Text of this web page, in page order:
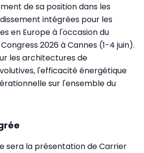
de sa position dans les
intégrées pour les
en Europe à l'occasion du
2026 à Cannes (1-4 juin).
les architectures de
l'efficacité énergétique
sur l'ensemble du
sera la présentation de Carrier